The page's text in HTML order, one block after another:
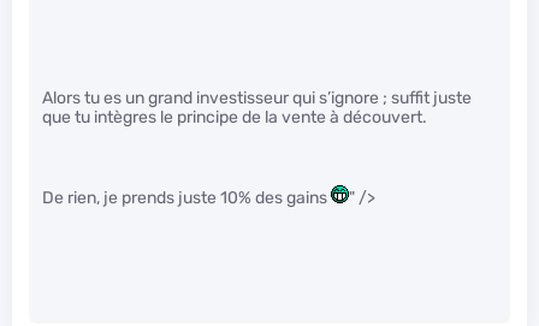
Alors tu es un grand investisseur qui s’ignore ; suffit juste
que tu intègres le principe de la vente à découvert.
De rien, je prends juste 10% des gains " />